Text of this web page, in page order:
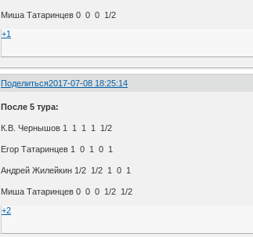
Миша Татаринцев 0 0 0 1/2
+1
Поделиться2017-07-08 18:25:14
После 5 тура:
К.В. Чернышов 1 1 1 1 1/2
Егор Татаринцев 1 0 1 0 1
Андрей Жилейкин 1/2 1/2 1 0 1
Миша Татаринцев 0 0 0 1/2 1/2
+2